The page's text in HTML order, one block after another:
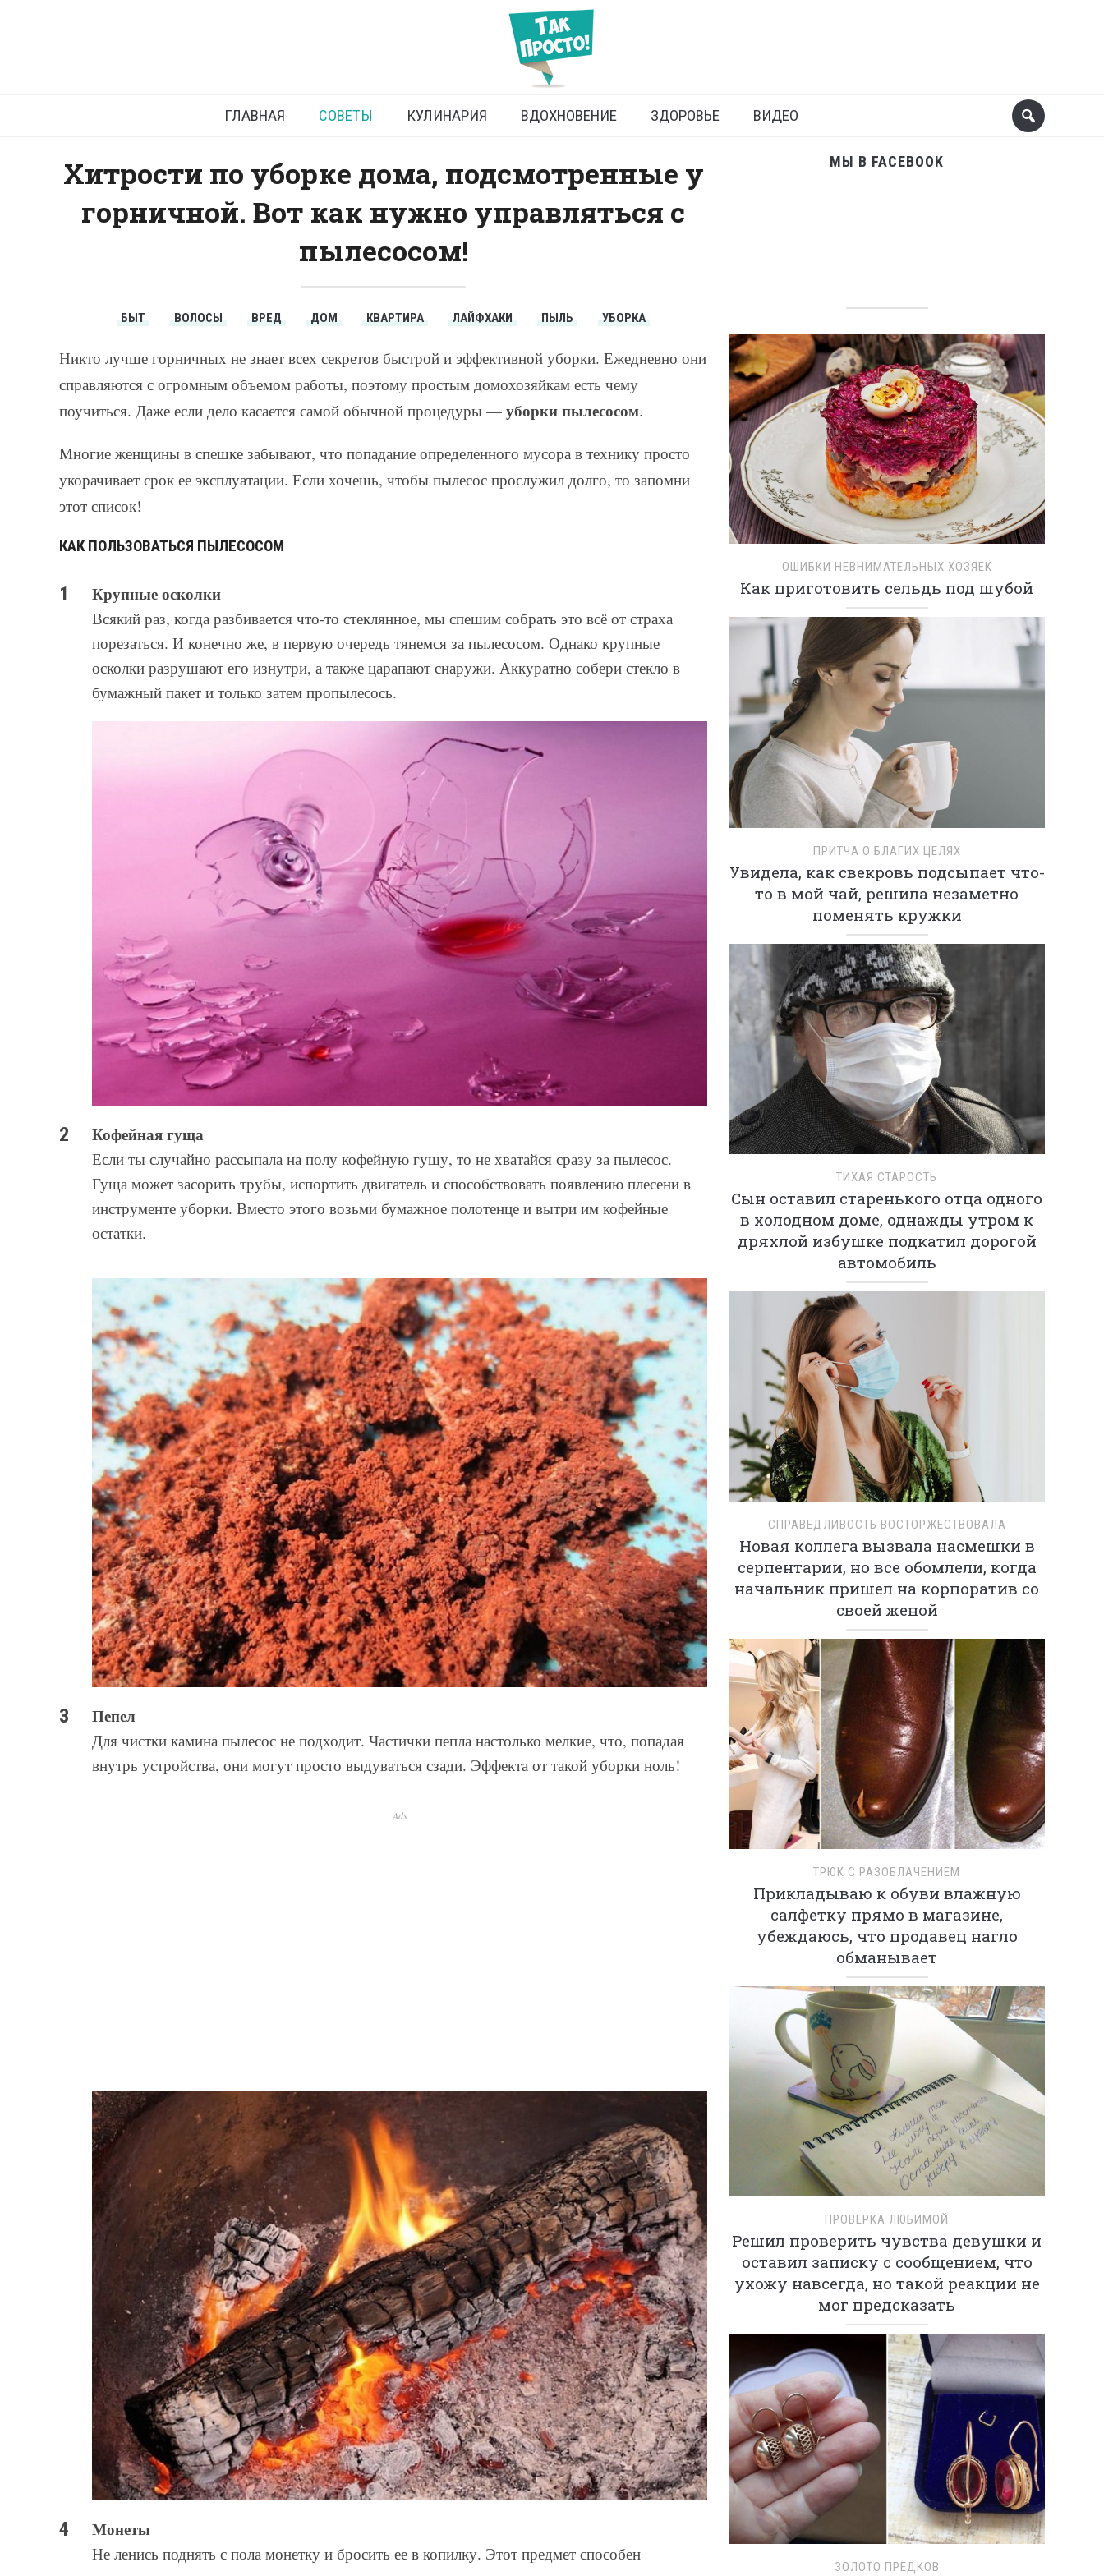
Как пользоваться пылесосом
ГЛАВНАЯ СОВЕТЫ КУЛИНАРИЯ ВДОХНОВЕНИЕ ЗДОРОВЬЕ ВИДЕО
Хитрости по уборке дома, подсмотренные у
горничной. Вот как нужно управляться с
пылесосом!
БЫТ ВОЛОСЫ ВРЕД ДОМ КВАРТИРА ЛАЙФХАКИ ПЫЛЬ УБОРКА
Никто лучше горничных не знает всех секретов быстрой и эффективной уборки. Ежедневно они
справляются с огромным объемом работы, поэтому простым домохозяйкам есть чему
поучиться. Даже если дело касается самой обычной процедуры — уборки пылесосом.
Многие женщины в спешке забывают, что попадание определенного мусора в технику просто
укорачивает срок ее эксплуатации. Если хочешь, чтобы пылесос прослужил долго, то запомни
этот список!
КАК ПОЛЬЗОВАТЬСЯ ПЫЛЕСОСОМ
Крупные осколки
Всякий раз, когда разбивается что-то стеклянное, мы спешим собрать это всё от страха
порезаться. И конечно же, в первую очередь тянемся за пылесосом. Однако крупные
осколки разрушают его изнутри, а также царапают снаружи. Аккуратно собери стекло в
бумажный пакет и только затем пропылесось.
Кофейная гуща
Если ты случайно рассыпала на полу кофейную гущу, то не хватайся сразу за пылесос.
Гуща может засорить трубы, испортить двигатель и способствовать появлению плесени в
инструменте уборки. Вместо этого возьми бумажное полотенце и вытри им кофейные
остатки.
Пепел
Для чистки камина пылесос не подходит. Частички пепла настолько мелкие, что, попадая
внутрь устройства, они могут просто выдуваться сзади. Эффекта от такой уборки ноль!
Ads
Монеты
Не ленись поднять с пола монетку и бросить ее в копилку. Этот предмет способен
МЫ В FACEBOOK
ОШИБКИ НЕВНИМАТЕЛЬНЫХ ХОЗЯЕК
Как приготовить сельдь под шубой
ПРИТЧА О БЛАГИХ ЦЕЛЯХ
Увидела, как свекровь подсыпает что-
то в мой чай, решила незаметно
поменять кружки
ТИХАЯ СТАРОСТЬ
Сын оставил старенького отца одного
в холодном доме, однажды утром к
дряхлой избушке подкатил дорогой
автомобиль
СПРАВЕДЛИВОСТЬ ВОСТОРЖЕСТВОВАЛА
Новая коллега вызвала насмешки в
серпентарии, но все обомлели, когда
начальник пришел на корпоратив со
своей женой
ТРЮК С РАЗОБЛАЧЕНИЕМ
Прикладываю к обуви влажную
салфетку прямо в магазине,
убеждаюсь, что продавец нагло
обманывает
ПРОВЕРКА ЛЮБИМОЙ
Решил проверить чувства девушки и
оставил записку с сообщением, что
ухожу навсегда, но такой реакции не
мог предсказать
ЗОЛОТО ПРЕДКОВ